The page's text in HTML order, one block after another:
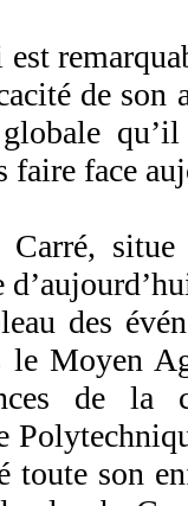
de son
faire face
Carré,
des
le Moyen
de la
toute son